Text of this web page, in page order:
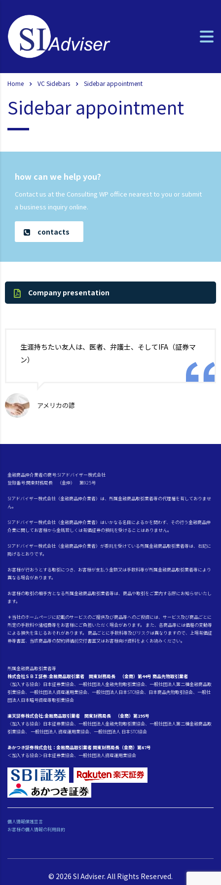
Home VC Sidebars Sidebar appointment
Sidebar appointment
how can we help you?
Contact us at the Consulting WP office nearest to you or submit
a business inquiry online.
contacts
Company presentation
生涯持ちたい友人は、医者、弁護士、そしてIFA（証券マ
ン）
アメリカの諺
金融商品仲介業者の商号:SIアドバイザー株式会社
登録番号:関東財務局長 （金仲） 第925号
SIアドバイザー株式会社（金融商品仲介業者）は、所属金融商品取引業者等の代理権を有しておりませ
ん。
SIアドバイザー株式会社（金融商品仲介業者）はいかなる名目によるかを問わず、その行う金融商品仲
介業に関してお客様から金銭若しくは有価証券の預託を受けることはありません。
SIアドバイザー株式会社（金融商品仲介業者）が委託を受けている所属金融商品取引業者等は、右記に
掲げるとおりです。
お客様が行おうとする取引につき、お客様が支払う金額又は手数料等が所属金融商品取引業者等により
異なる場合があります。
お客様の取引の相手方となる所属金融商品取引業者等は、商品や取引をご案内する際にお知らせいたし
ます。
＊当社のホームページに記載のサービスのご提供及び商品等へのご投資には、サービス及び商品ごとに
所定の手数料や諸経費等をお客様にご負担いただく場合があります。 また、各商品等には価格の変動等
による損失を生じるおそれがあります。 商品ごとに手数料等及びリスクは異なりますので、上場有価証
券等書面、当該商品等の契約締結前交付書面又はお客様向け資料をよくお読みください。
所属金融商品取引業者等
株式会社ＳＢＩ証券:金融商品取引業者 関東財務局長 （金商）第44号 商品先物取引業者
〈加入する協会〉日本証券業協会、一般社団法人金融先物取引業協会、一般社団法人第二種金融商品取
引業協会、一般社団法人資産運用業協会、一般社団法人日本STO協会、日本商品先物取引協会、一般社
団法人日本暗号資産等取引業協会
楽天証券株式会社:金融商品取引業者 関東財務局長 （金商）第195号
〈加入する協会〉日本証券業協会、一般社団法人金融先物取引業協会、一般社団法人第二種金融商品取
引業協会、 一般社団法人 資産運用業協会、一般社団法人 日本STO協会
あかつき証券株式会社：金融商品取引業者 関東財務局長（金商）第67号
＜加入する協会＞日本証券業協会、一般社団法人資産運用業協会
個人情報保護宣言
お客様の個人情報の利用目的
© 2026 SI Adviser. All Rights Reserved.